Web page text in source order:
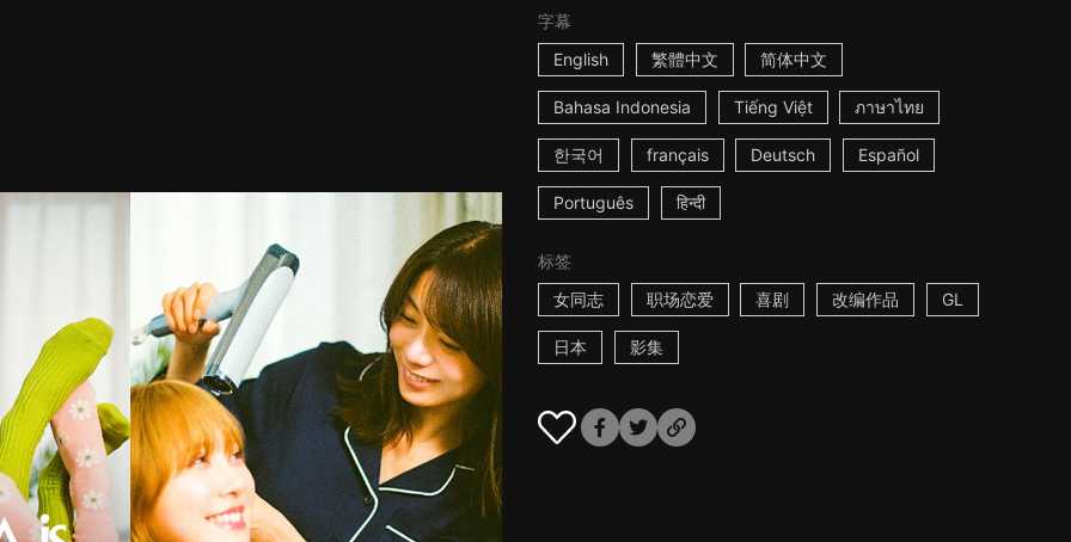
字幕
English
繁體中文 简体中文
Bahasa Indonesia Tiếng Việt ภาษาไทย
한국어 français Deutsch Español
Português हिन्दी
标签
女同志
职场恋爱 喜剧 改编作品 GL
日本 影集